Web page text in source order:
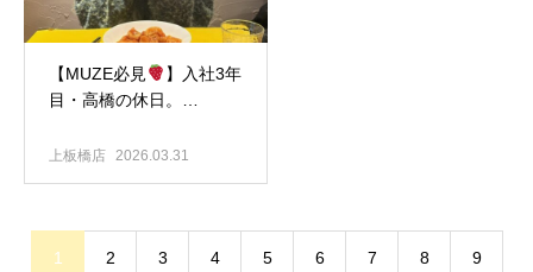
​【MUZE必見
】入社3年
目・高橋の休日。
充電してきました！
上板橋店 2026.03.31
1 2 3 4 5 6 7 8 9